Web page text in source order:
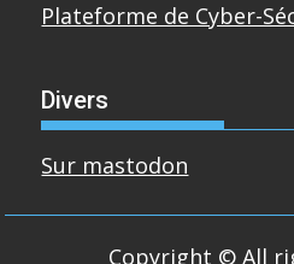
Plateforme de Cyber-
Divers
Sur mastodon
Copyright © All